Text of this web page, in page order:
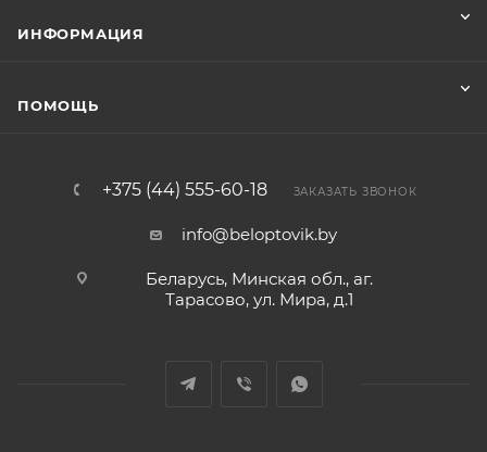
ИНФОРМАЦИЯ
ПОМОЩЬ
+375 (44) 555-60-18 ЗАКАЗАТЬ ЗВОНОК
info@beloptovik.by
Беларусь, Минская обл., аг.
Тарасово, ул. Мира, д.1